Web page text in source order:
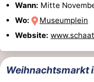
Wann: Mitte
Wo:
Museumplein
Website:
Weihnachtsmarkt